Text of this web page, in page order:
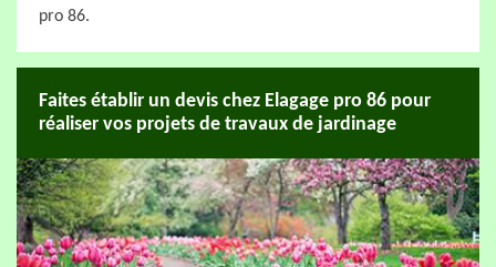
pro 86.
Faites établir un devis chez Elagage pro 86 pour
réaliser vos projets de travaux de jardinage